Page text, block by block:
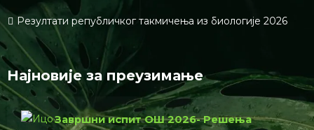
Резултати републичког такмичења из биологије 2026
Најновије за преузимање
Завршни испит ОШ 2026- Решења